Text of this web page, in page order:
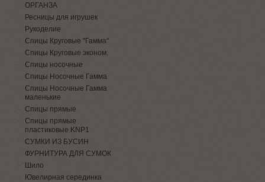
ОРГАНЗА
Ресницы для игрушек
Рукоделие
Спицы Круговые "Гамма"
Спицы Круговые эконом.
Спицы носочные
Спицы Носочные Гамма
Спицы Носочные Гамма
маленькие
Спицы прямые
Спицы прямые
пластиковые KNP1
СУМКИ ИЗ БУСИН
ФУРНИТУРА ДЛЯ СУМОК
Шило
Ювелирная серединка